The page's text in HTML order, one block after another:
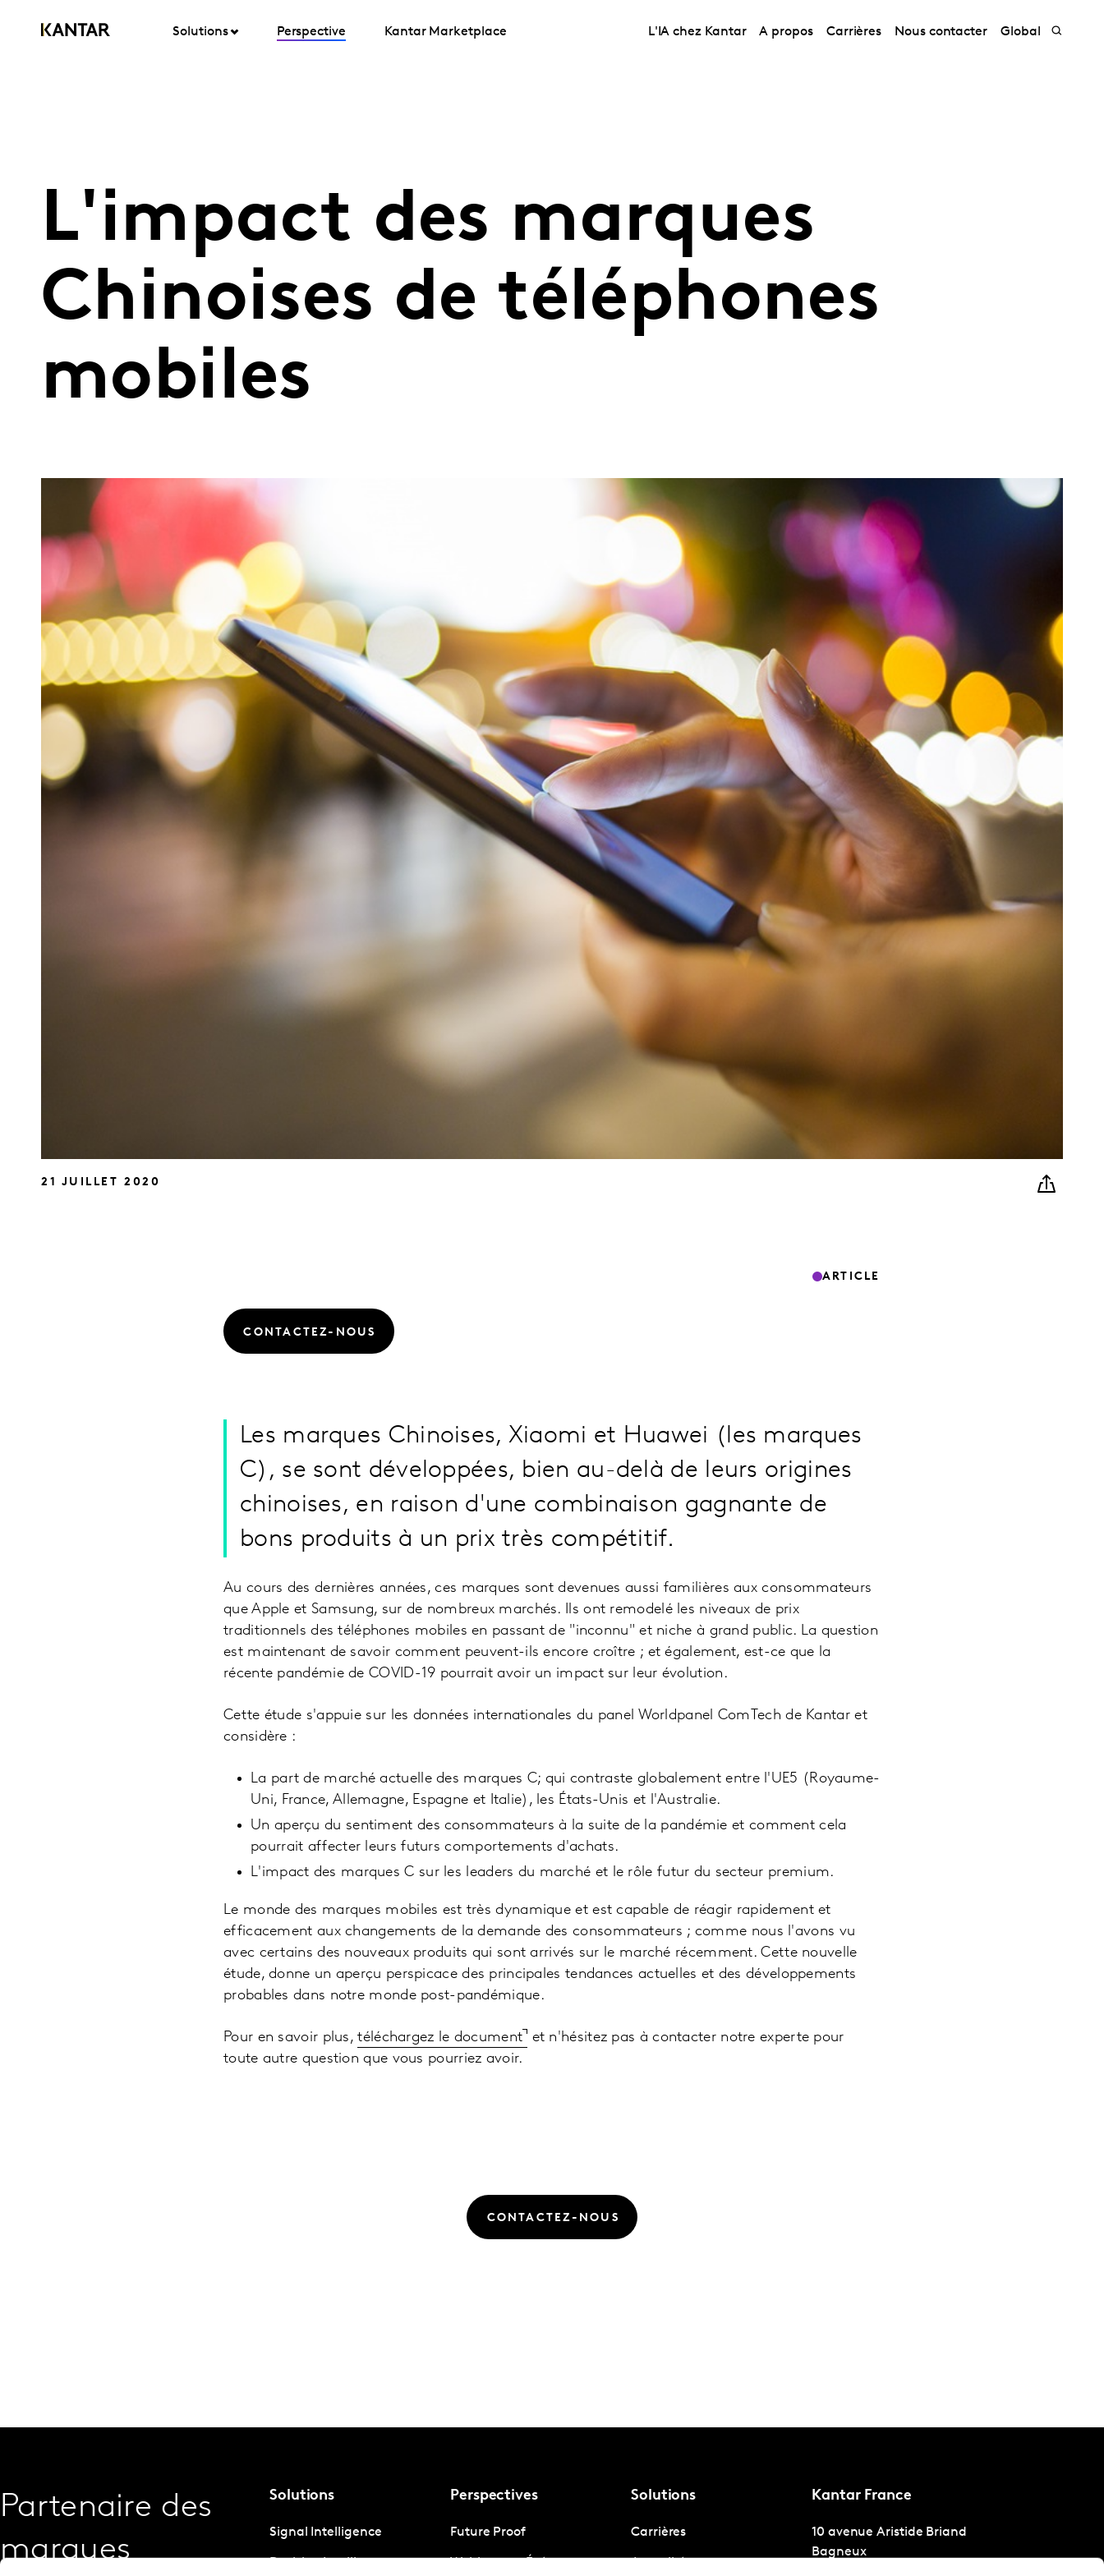
Solutions Perspective Kantar Marketplace L'IA chez Kantar A propos Carrières Nous contacter Global
L'impact des marques
Chinoises de téléphones
mobiles
21 JUILLET 2020
ARTICLE
CONTACTEZ-NOUS
Les marques Chinoises, Xiaomi et Huawei (les marques
C), se sont développées, bien au-delà de leurs origines
chinoises, en raison d'une combinaison gagnante de
bons produits à un prix très compétitif.
Au cours des dernières années, ces marques sont devenues aussi familières aux consommateurs
que Apple et Samsung, sur de nombreux marchés. Ils ont remodelé les niveaux de prix
traditionnels des téléphones mobiles en passant de "inconnu" et niche à grand public. La question
est maintenant de savoir comment peuvent-ils encore croître ; et également, est-ce que la
récente pandémie de COVID-19 pourrait avoir un impact sur leur évolution.
Cette étude s'appuie sur les données internationales du panel Worldpanel ComTech de Kantar et
considère :
La part de marché actuelle des marques C; qui contraste globalement entre l'UE5 (Royaume-
Uni, France, Allemagne, Espagne et Italie), les États-Unis et l'Australie.
Un aperçu du sentiment des consommateurs à la suite de la pandémie et comment cela
pourrait affecter leurs futurs comportements d'achats.
L'impact des marques C sur les leaders du marché et le rôle futur du secteur premium.
Le monde des marques mobiles est très dynamique et est capable de réagir rapidement et
efficacement aux changements de la demande des consommateurs ; comme nous l'avons vu
avec certains des nouveaux produits qui sont arrivés sur le marché récemment. Cette nouvelle
étude, donne un aperçu perspicace des principales tendances actuelles et des développements
probables dans notre monde post-pandémique.
Pour en savoir plus,téléchargez le document
et n'hésitez pas à contacter notre experte pour
toute autre question que vous pourriez avoir.
CONTACTEZ-NOUS
Partenaire des
marques
Solutions
Signal Intelligence
Perspectives
Future Proof
Solutions
Carrières
Kantar France
10 avenue Aristide Briand
Bagneux